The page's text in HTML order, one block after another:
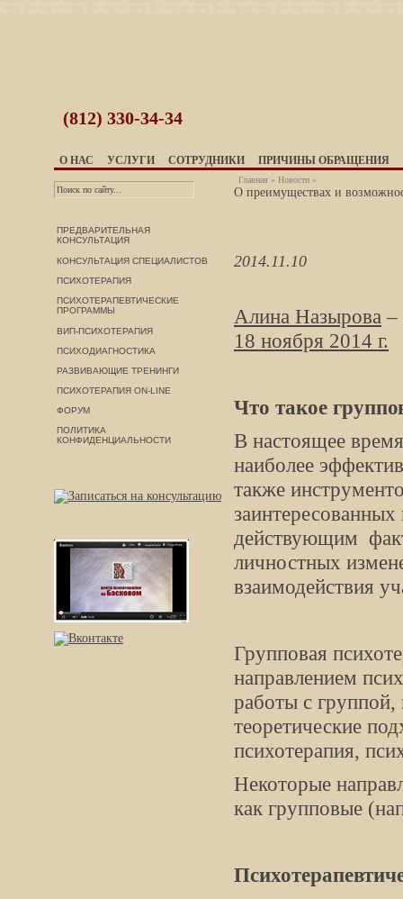
(812) 330-34-34
О НАС УСЛУГИ СОТРУДНИКИ ПРИЧИНЫ ОБРАЩЕНИЯ
ПРЕДВАРИТЕЛЬНАЯ
КОНСУЛЬТАЦИЯ
КОНСУЛЬТАЦИЯ СПЕЦИАЛИСТОВ
ПСИХОТЕРАПИЯ
ПСИХОТЕРАПЕВТИЧЕСКИЕ
ПРОГРАММЫ
ВИП-ПСИХОТЕРАПИЯ
ПСИХОДИАГНОСТИКА
РАЗВИВАЮЩИЕ ТРЕНИНГИ
ПСИХОТЕРАПИЯ ON-LINE
ФОРУМ
ПОЛИТИКА
КОНФИДЕНЦИАЛЬНОСТИ
Главная » Новости »
О преимуществах и
2014.11.10
Алина Назырова –
18 ноября 2014 г.
Что такое
В настоящее
наиболее
также
действующим
личностных
взаимодействия
Групповая
направлением
работы с группой,
теоретические
психотерапия,
Некоторые
как групповые